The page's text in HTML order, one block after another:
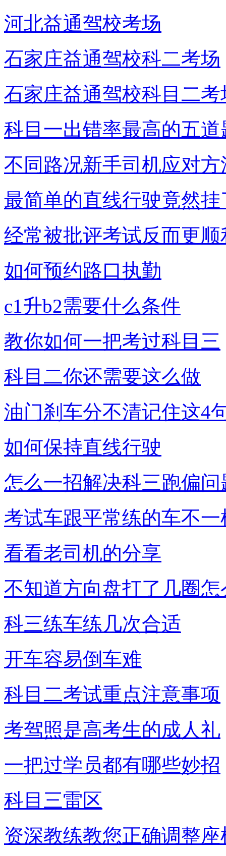
河北益通驾校考场
石家庄益通驾校科二考场
石家庄益通驾校科目二考
科目一出错率最高的五道
不同路况新手司机应对方
最简单的直线行驶竟然挂
经常被批评考试反而更顺
如何预约路口执勤
c1升b2需要什么条件
教你如何一把考过科目三
科目二你还需要这么做
油门刹车分不清记住这4
如何保持直线行驶
怎么一招解决科三跑偏问
考试车跟平常练的车不
看看老司机的分享
不知道方向盘打了几圈怎
科三练车练几次合适
开车容易倒车难
科目二考试重点注意事项
考驾照是高考生的成人礼
一把过学员都有哪些妙招
科目三雷区
资深教练教您正确调整